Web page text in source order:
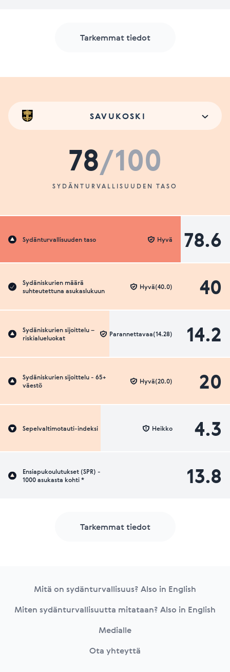
Tarkemmat tiedot
SAVUKOSKI
78/100
SYDÄNTURVALLISUUDEN TASO
Sydänturvallisuuden taso 78.6
Hyvä
Sydäniskurien määrä
suhteutettuna asukaslukuun
40
Hyvä(40.0)
Sydäniskurien sijoittelu –
riskialueluokat
14.2
Parannettavaa(14.28)
Sydäniskurien sijoittelu - 65+
väestö
20
Hyvä(20.0)
Sepelvaltimotauti-indeksi 4.3
Heikko
Ensiapukoulutukset (SPR) -
1000 asukasta kohti *
13.8
Tarkemmat tiedot
Mitä on sydänturvallisuus? Also in English
Miten sydänturvallisuutta mitataan? Also in English
Medialle
Ota yhteyttä